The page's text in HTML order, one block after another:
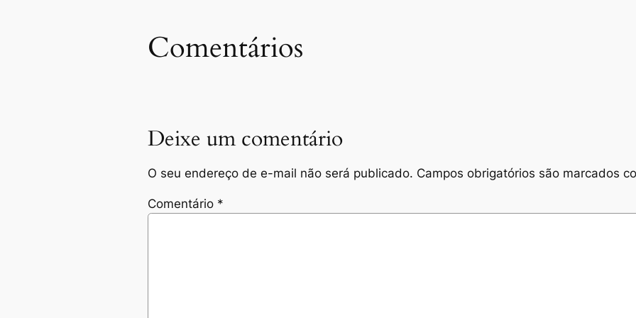
Comentários
Deixe um comentário
O seu endereço de e-mail não será publicado. Campos obrigatórios são marcados
Comentário *